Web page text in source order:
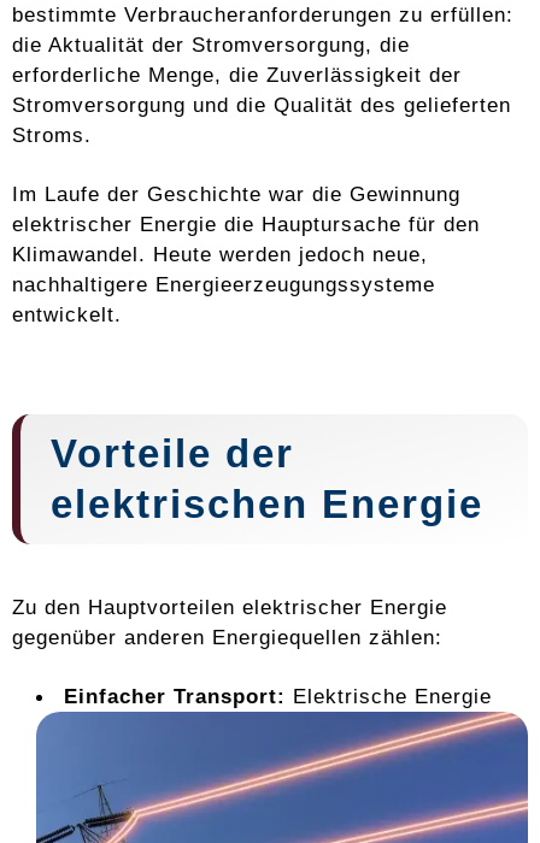
bestimmte Verbraucheranforderungen zu erfüllen:
die Aktualität der Stromversorgung, die
erforderliche Menge, die Zuverlässigkeit der
Stromversorgung und die Qualität des gelieferten
Stroms.
Im Laufe der Geschichte war die Gewinnung
elektrischer Energie die Hauptursache für den
Klimawandel. Heute werden jedoch neue,
nachhaltigere Energieerzeugungssysteme
entwickelt.
Vorteile der
elektrischen Energie
Zu den Hauptvorteilen elektrischer Energie
gegenüber anderen Energiequellen zählen:
Einfacher Transport: Elektrische Energie